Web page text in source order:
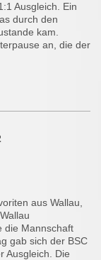
Ausgleich. Ein
durch den
kam.
an, die der
aus Wallau,
die Mannschaft
gab sich der BSC
Ausgleich. Die